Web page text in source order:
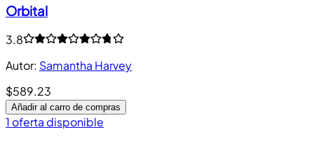
Orbital
3.8
Autor: Samantha Harvey
$589.23
Añadir al carro de compras
1 oferta disponible